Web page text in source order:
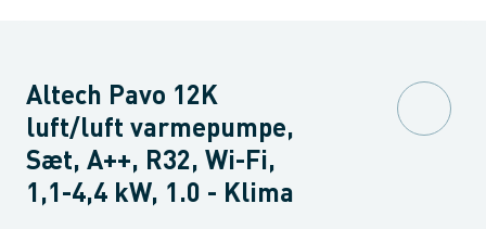
Altech Pavo 12K
luft/luft varmepumpe,
Sæt, A++, R32, Wi-Fi,
1,1-4,4 kW, 1.0 - Klima